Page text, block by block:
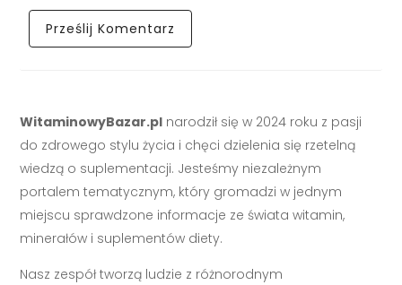
WitaminowyBazar.pl narodził się w 2024 roku z pasji
do zdrowego stylu życia i chęci dzielenia się rzetelną
wiedzą o suplementacji. Jesteśmy niezależnym
portalem tematycznym, który gromadzi w jednym
miejscu sprawdzone informacje ze świata witamin,
minerałów i suplementów diety.
Nasz zespół tworzą ludzie z różnorodnym